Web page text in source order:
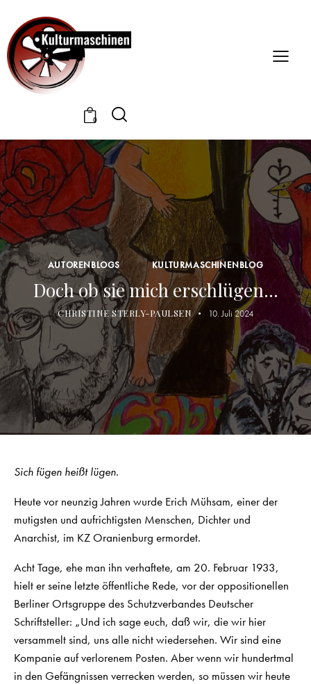
0
AUTORENBLOGS KULTURMASCHINENBLOG
Doch ob sie mich erschlügen…
CHRISTINE STERLY-PAULSEN 10. Juli 2024
Sich fügen heißt lügen.
Heute vor neunzig Jahren wurde Erich Mühsam, einer der
mutigsten und aufrichtigsten Menschen, Dichter und
Anarchist, im KZ Oranienburg ermordet.
Acht Tage, ehe man ihn verhaftete, am 20. Februar 1933,
hielt er seine letzte öffentliche Rede, vor der oppositionellen
Berliner Ortsgruppe des Schutzverbandes Deutscher
Schriftsteller: „Und ich sage euch, daß wir, die wir hier
versammelt sind, uns alle nicht wiedersehen. Wir sind eine
Kompanie auf verlorenem Posten. Aber wenn wir hundertmal
in den Gefängnissen verrecken werden, so müssen wir heute